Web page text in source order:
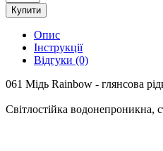
Купити
Опис
Інструкції
Відгуки (0)
061 Мідь Rainbow - глянсова
Cвітлостійка водонепроникна,